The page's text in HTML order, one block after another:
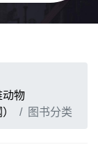
动物
图书分类